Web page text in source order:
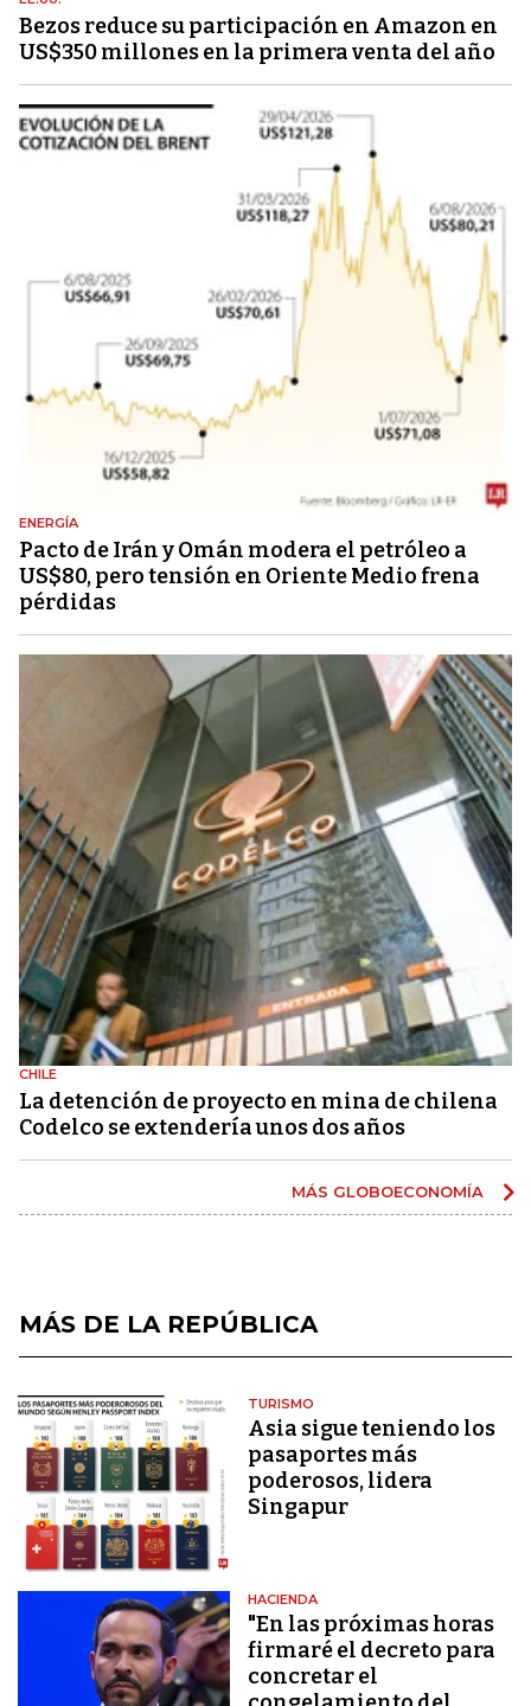
Bezos reduce su participación en Amazon en
US$350 millones en la primera venta del año
ENERGÍA
Pacto de Irán y Omán modera el petróleo a
US$80, pero tensión en Oriente Medio frena
pérdidas
CHILE
La detención de proyecto en mina de chilena
Codelco se extendería unos dos años
MÁS GLOBOECONOMÍA
MÁS DE LA REPÚBLICA
TURISMO
Asia sigue teniendo los
pasaportes más
poderosos, lidera
Singapur
HACIENDA
"En las próximas horas
firmaré el decreto para
concretar el